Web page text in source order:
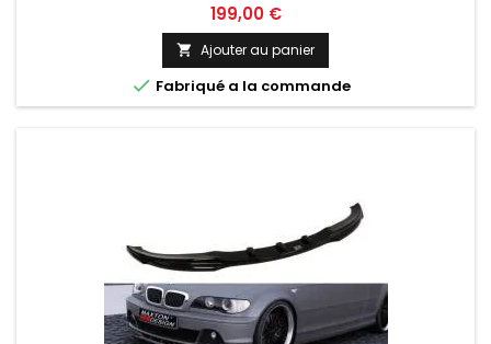
Prix
199,00 €
 Ajouter au panier
 Fabriqué a la commande